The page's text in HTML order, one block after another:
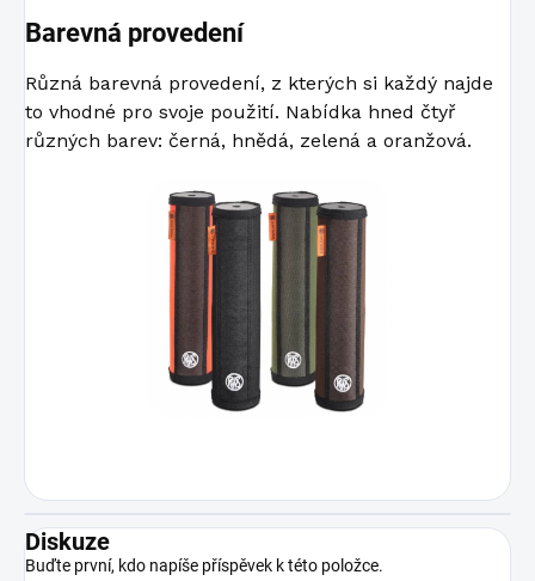
Barevná provedení
Různá barevná provedení, z kterých si každý najde
to vhodné pro svoje použití. Nabídka hned čtyř
různých barev: černá, hnědá, zelená a oranžová.
Diskuze
Buďte první, kdo napíše příspěvek k této položce.